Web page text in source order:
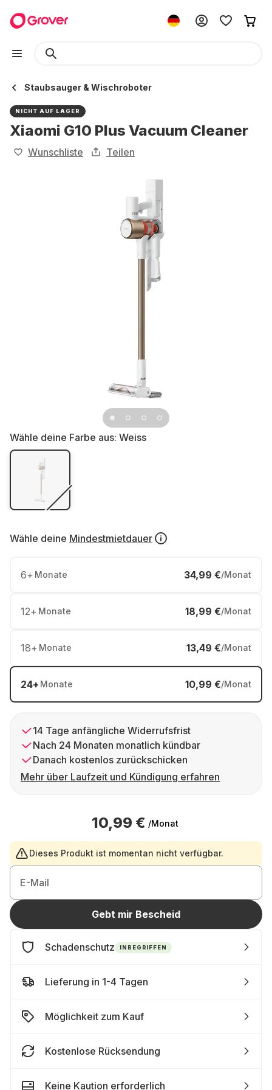
Staubsauger & Wischroboter
NICHT AUF LAGER
Xiaomi G10 Plus Vacuum Cleaner
Wunschliste Teilen
Wähle deine Farbe aus: Weiss
Wähle deine Mindestmietdauer
6+ Monate 34,99 €/Monat
12+ Monate 18,99 €/Monat
18+ Monate 13,49 €/Monat
24+ Monate 10,99 €/Monat
14 Tage anfängliche Widerrufsfrist
Nach 24 Monaten monatlich kündbar
Danach kostenlos zurückschicken
Mehr über Laufzeit und Kündigung erfahren
10,99 € /Monat
Dieses Produkt ist momentan nicht verfügbar.
E-Mail
Gebt mir Bescheid
Schadenschutz INBEGRIFFEN
Lieferung in 1-4 Tagen
Möglichkeit zum Kauf
Kostenlose Rücksendung
Keine Kaution erforderlich